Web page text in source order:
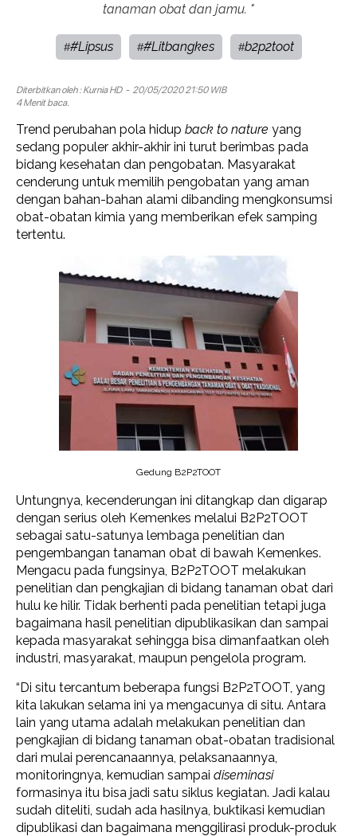
tanaman obat dan jamu. "
##Lipsus ##Litbangkes #b2p2toot
Diterbitkan oleh : Kurnia HD- 20/05/2020 21:50 WIB
4 Menit baca.
Trend perubahan pola hidup back to nature yang
sedang populer akhir-akhir ini turut berimbas pada
bidang kesehatan dan pengobatan. Masyarakat
cenderung untuk memilih pengobatan yang aman
dengan bahan-bahan alami dibanding mengkonsumsi
obat-obatan kimia yang memberikan efek samping
tertentu.
Gedung B2P2TOOT
Untungnya, kecenderungan ini ditangkap dan digarap
dengan serius oleh Kemenkes melalui B2P2TOOT
sebagai satu-satunya lembaga penelitian dan
pengembangan tanaman obat di bawah Kemenkes.
Mengacu pada fungsinya, B2P2TOOT melakukan
penelitian dan pengkajian di bidang tanaman obat dari
hulu ke hilir. Tidak berhenti pada penelitian tetapi juga
bagaimana hasil penelitian dipublikasikan dan sampai
kepada masyarakat sehingga bisa dimanfaatkan oleh
industri, masyarakat, maupun pengelola program.
“Di situ tercantum beberapa fungsi B2P2TOOT, yang
kita lakukan selama ini ya mengacunya di situ. Antara
lain yang utama adalah melakukan penelitian dan
pengkajian di bidang tanaman obat-obatan tradisional
dari mulai perencanaannya, pelaksanaannya,
monitoringnya, kemudian sampai diseminasi
formasinya itu bisa jadi satu siklus kegiatan. Jadi kalau
sudah diteliti, sudah ada hasilnya, buktikasi kemudian
dipublikasi dan bagaimana menggilirasi produk-produk